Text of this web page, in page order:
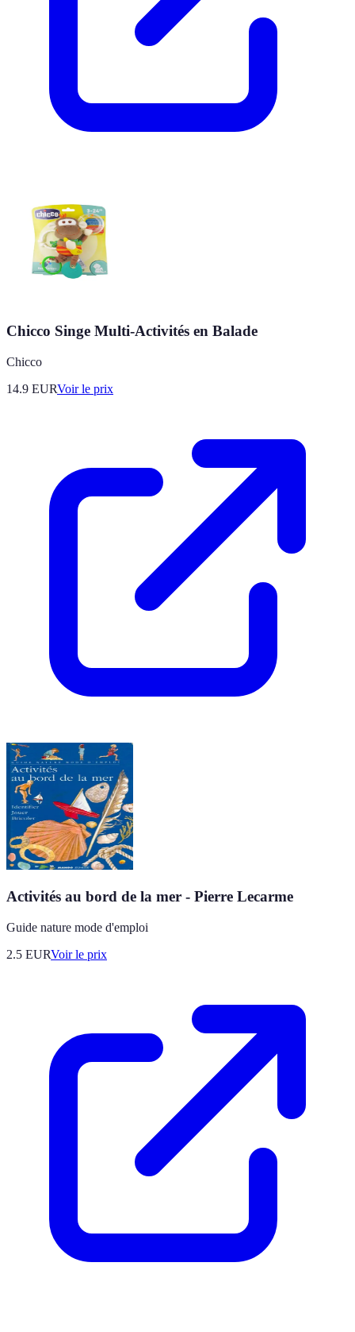
Chicco Singe Multi-Activités en Balade
Chicco
14.9 EURVoir le prix
Activités au bord de la mer - Pierre Lecarme
Guide nature mode d'emploi
2.5 EURVoir le prix